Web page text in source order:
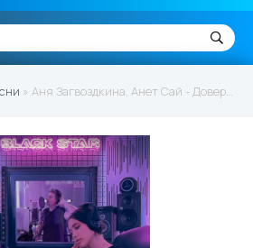
» Аня Загвоздкина, Анет Сай - Доверяла (2021)